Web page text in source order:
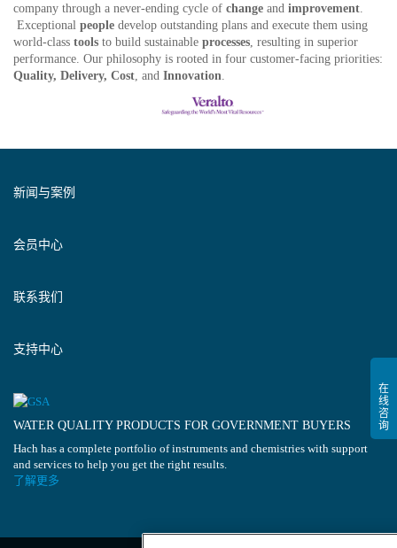
company through a never-ending cycle of change and improvement
Exceptional people develop outstanding plans and execute them using
world-class tools to build sustainable processes , resulting in superior
performance. Our philosophy is rooted in four customer-facing priorities:
Quality, Delivery, Cost , and Innovation
新闻与案例
会员中心
联系我们
支持中心
WATER QUALITY PRODUCTS FOR GOVERNMENT BUYERS
Hach has a complete portfolio of instruments and chemistries with support
and services to help you get the right results.
了解更多